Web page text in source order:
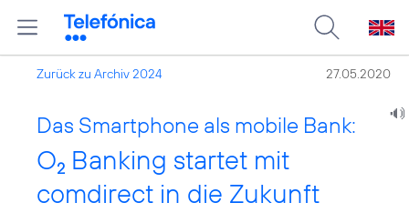
Zurück zu Archiv 2024 27.05.2020
Das Smartphone als mobile Bank:
O2 Banking startet mit
comdirect in die Zukunft